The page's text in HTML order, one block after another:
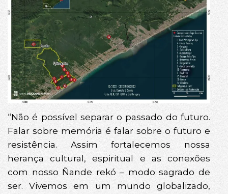
“Não é possível separar o passado do futuro.
Falar sobre memória é falar sobre o futuro e
resistência. Assim fortalecemos nossa
herança cultural, espiritual e as conexões
com nosso Ñande rekó – modo sagrado de
ser. Vivemos em um mundo globalizado,